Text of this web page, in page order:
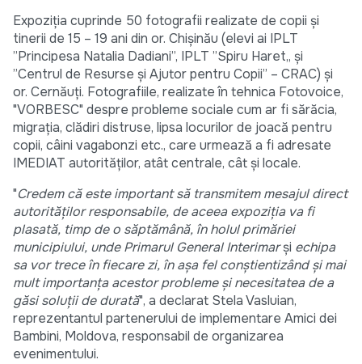
Expoziția cuprinde 50 fotografii realizate de copii și
tinerii de 15 – 19 ani din or. Chișinău (elevi ai IPLT
”Principesa Natalia Dadiani”, IPLT ”Spiru Haret„ și
”Centrul de Resurse și Ajutor pentru Copii” – CRAC) și
or. Cernăuți. Fotografiile, realizate în tehnica Fotovoice,
"VORBESC" despre probleme sociale cum ar fi sărăcia,
migrația, clădiri distruse, lipsa locurilor de joacă pentru
copii, câini vagabonzi etc., care urmează a fi adresate
IMEDIAT autorităților, atât centrale, cât și locale.
"Credem că este important să transmitem mesajul direct
autorităților responsabile, de aceea expoziția va fi
plasată, timp de o săptămână, în holul primăriei
municipiului, unde Primarul General Interimarși echipa
sa vor trece în fiecare zi, în așa fel conștientizând și mai
mult importanța acestor probleme și necesitatea de a
găsi soluții de durată", a declarat Stela Vasluian,
reprezentantul partenerului de implementare Amici dei
Bambini, Moldova, responsabil de organizarea
evenimentului.